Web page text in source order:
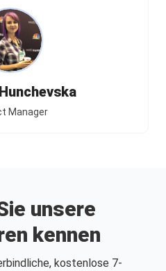
Manager
unsere
kennen
kostenlose 7-